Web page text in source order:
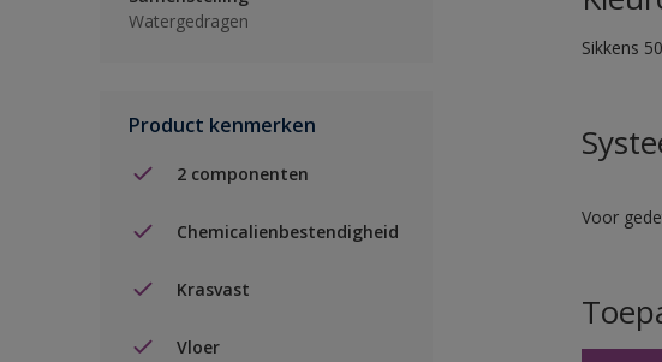
Watergedragen
Product kenmerken
2 componenten
Chemicalienbestendigheid
Krasvast
Vloer
Sikkens
Voor